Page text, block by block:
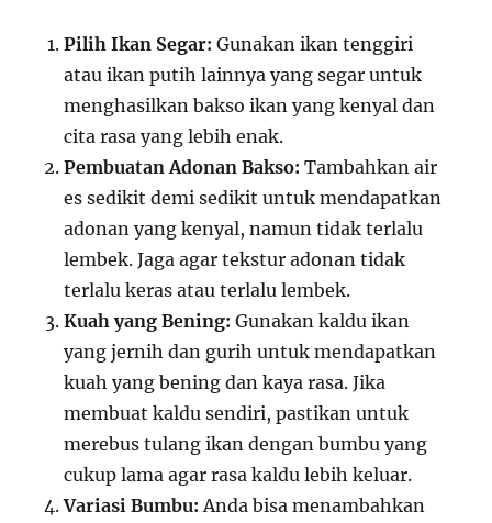
Pilih Ikan Segar: Gunakan ikan tenggiri
atau ikan putih lainnya yang segar untuk
menghasilkan bakso ikan yang kenyal dan
cita rasa yang lebih enak.
Pembuatan Adonan Bakso: Tambahkan air
es sedikit demi sedikit untuk mendapatkan
adonan yang kenyal, namun tidak terlalu
lembek. Jaga agar tekstur adonan tidak
terlalu keras atau terlalu lembek.
Kuah yang Bening: Gunakan kaldu ikan
yang jernih dan gurih untuk mendapatkan
kuah yang bening dan kaya rasa. Jika
membuat kaldu sendiri, pastikan untuk
merebus tulang ikan dengan bumbu yang
cukup lama agar rasa kaldu lebih keluar.
Variasi Bumbu: Anda bisa menambahkan